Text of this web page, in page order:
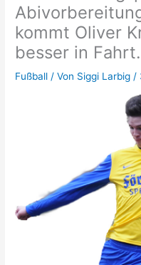
kommt Oliver
besser in Fahrt.
Fußball / Von Siggi Larbig /